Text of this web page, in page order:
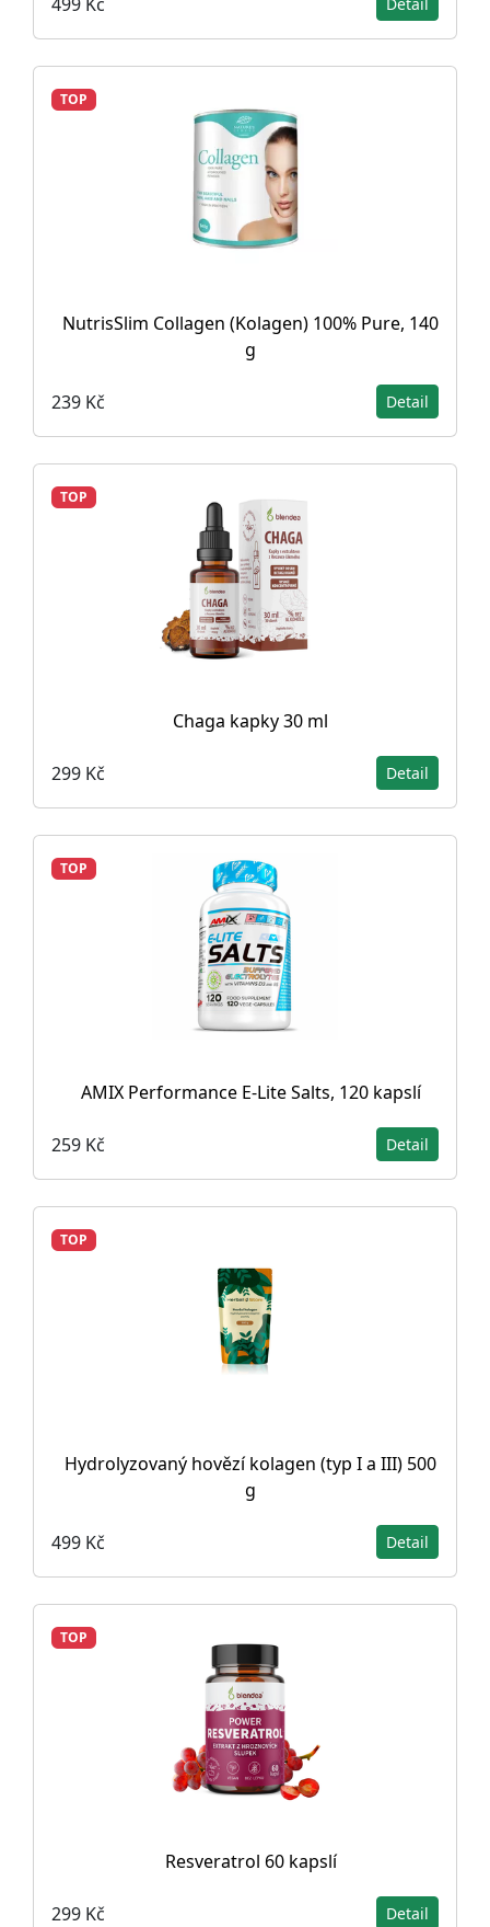
TOP
NutrisSlim Collagen (Kolagen) 100% Pure, 140
g
239 Kč Detail
TOP
Chaga kapky 30 ml
299 Kč Detail
TOP
AMIX Performance E-Lite Salts, 120 kapslí
259 Kč Detail
TOP
Hydrolyzovaný hovězí kolagen (typ I a III) 500
g
499 Kč Detail
TOP
Resveratrol 60 kapslí
299 Kč Detail